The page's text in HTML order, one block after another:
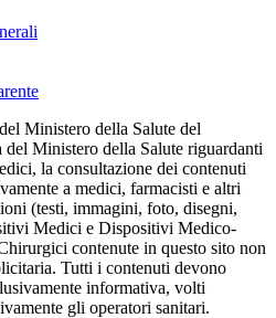
Ministero della Salute del
Ministero della Salute riguardanti
la consultazione dei contenuti
a medici, farmacisti e altri
(testi, immagini, foto, disegni,
Medici e Dispositivi Medico-
contenute in questo sito non
Tutti i contenuti devono
informativa, volti
gli operatori sanitari.